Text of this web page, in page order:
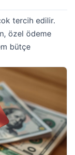
tercih edilir.
özel ödeme
bütçe